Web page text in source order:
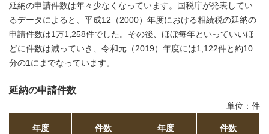
延納の申請件数は年々少なくなっています。国税庁が発表してい
るデータによると、平成12（2000）年度における相続税の延納の
申請件数は1万1,258件でした。その後、ほぼ毎年といっていいほ
どに件数は減っていき、令和元（2019）年度には1,122件と約10
分の1にまでなっています。
延納の申請件数
単位：件
年度 件数 年度 件数